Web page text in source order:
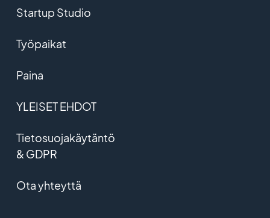
Startup Studio
Työpaikat
Paina
YLEISET EHDOT
Tietosuojakäytäntö
& GDPR
Ota yhteyttä